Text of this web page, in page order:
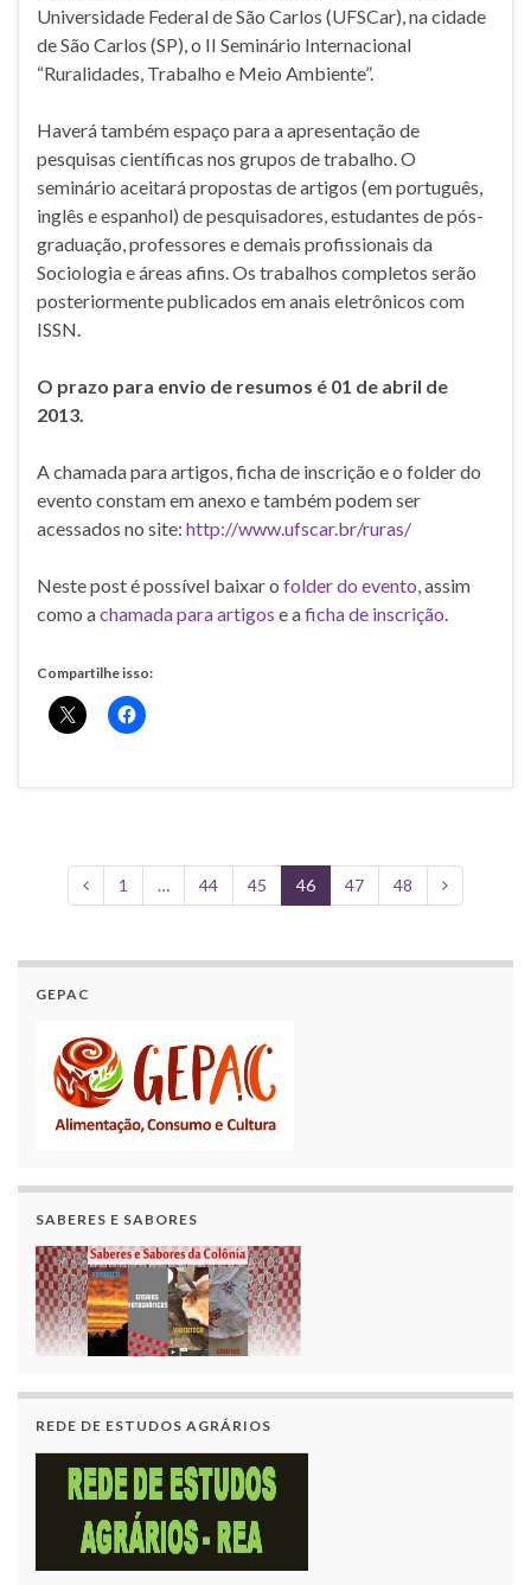
Universidade Federal de São Carlos (UFSCar), na cidade
de São Carlos (SP), o II Seminário Internacional
“Ruralidades, Trabalho e Meio Ambiente”.
Haverá também espaço para a apresentação de
pesquisas científicas nos grupos de trabalho. O
seminário aceitará propostas de artigos (em português,
inglês e espanhol) de pesquisadores, estudantes de pós-
graduação, professores e demais profissionais da
Sociologia e áreas afins. Os trabalhos completos serão
posteriormente publicados em anais eletrônicos com
ISSN.
O prazo para envio de resumos é 01 de abril de
2013.
A chamada para artigos, ficha de inscrição e o folder do
evento constam em anexo e também podem ser
acessados no site: http://www.ufscar.br/ruras/
Neste post é possível baixar o folder do evento , assim
como achamada para artigos e aficha de inscrição
Compartilhe isso:
1 … 44 45 46 47 48
GEPAC
SABERES E SABORES
REDE DE ESTUDOS AGRÁRIOS